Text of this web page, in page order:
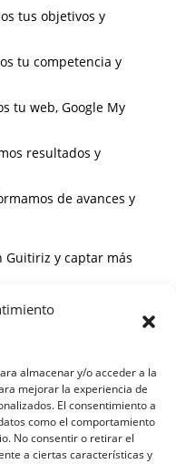
almacenar y/o acceder a la
mejorar la experiencia de
El consentimiento a
como el comportamiento
No consentir o retirar el
a ciertas características y
tus objetivos y
tu competencia y
tu web, Google My
resultados y
de avances y
Guitiriz y captar más
del servicio?